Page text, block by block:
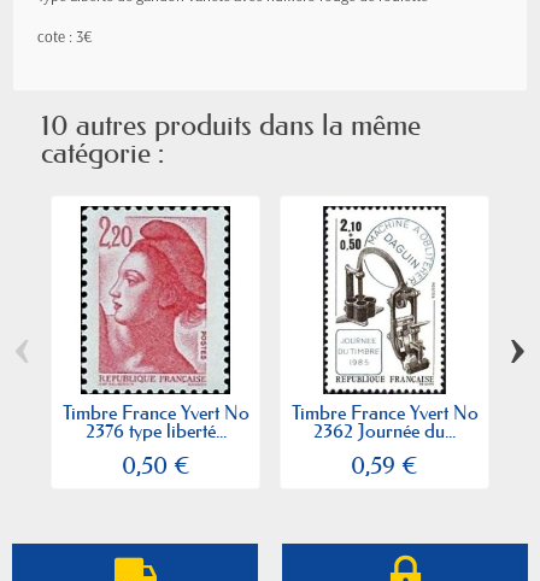
cote : 3€
10 autres produits dans la même
catégorie :
Timbre France Yvert No
2376 type liberté...
0,50 €
Timbre France Yvert No
2362 Journée du...
0,59 €
‹ ›